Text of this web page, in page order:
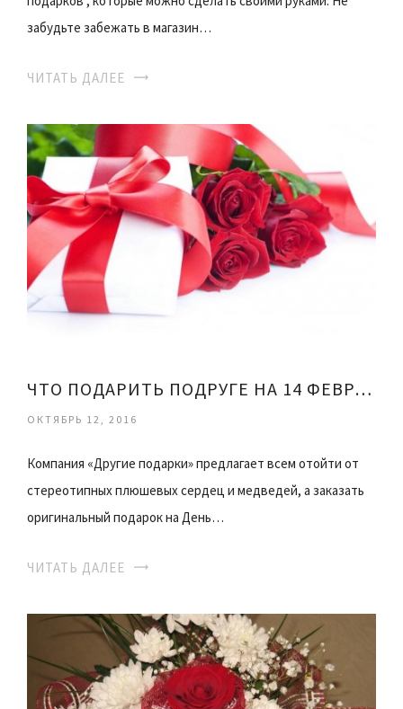
забудьте забежать в магазин…
ЧИТАТЬ ДАЛЕЕ
ЧТО ПОДАРИТЬ ПОДРУГЕ НА 14 ФЕВРАЛЯ
ОКТЯБРЬ 12, 2016
Компания «Другие подарки» предлагает всем отойти от
стереотипных плюшевых сердец и медведей, а заказать
оригинальный подарок на День…
ЧИТАТЬ ДАЛЕЕ